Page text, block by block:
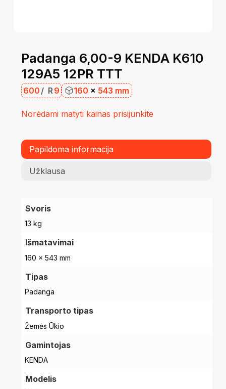
Padanga 6,00-9 KENDA K610
129A5 12PR TTT
600 / R9 160 × 543 mm
Norėdami matyti kainas prisijunkite
Papildoma informacija
Užklausa
Svoris
13 kg
Išmatavimai
160 × 543 mm
Tipas
Padanga
Transporto tipas
Žemės Ūkio
Gamintojas
KENDA
Modelis